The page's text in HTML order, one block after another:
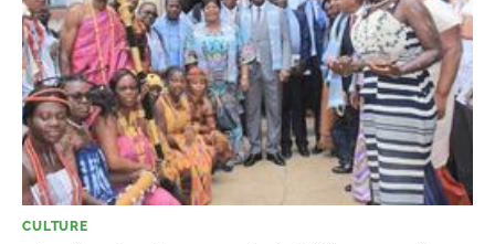
CULTURE